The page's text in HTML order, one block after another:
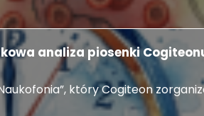
analiza piosenki
który Cogiteon